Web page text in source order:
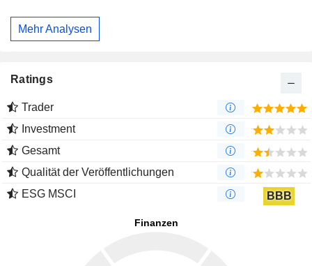
Mehr Analysen
Ratings
Trader
Investment
Gesamt
Qualität der Veröffentlichungen
ESG MSCI
BBB